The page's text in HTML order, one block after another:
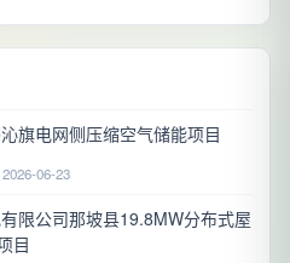
旗电网侧压缩空气储能项目
06-23
限公司那坡县19.8MW分布式屋
目